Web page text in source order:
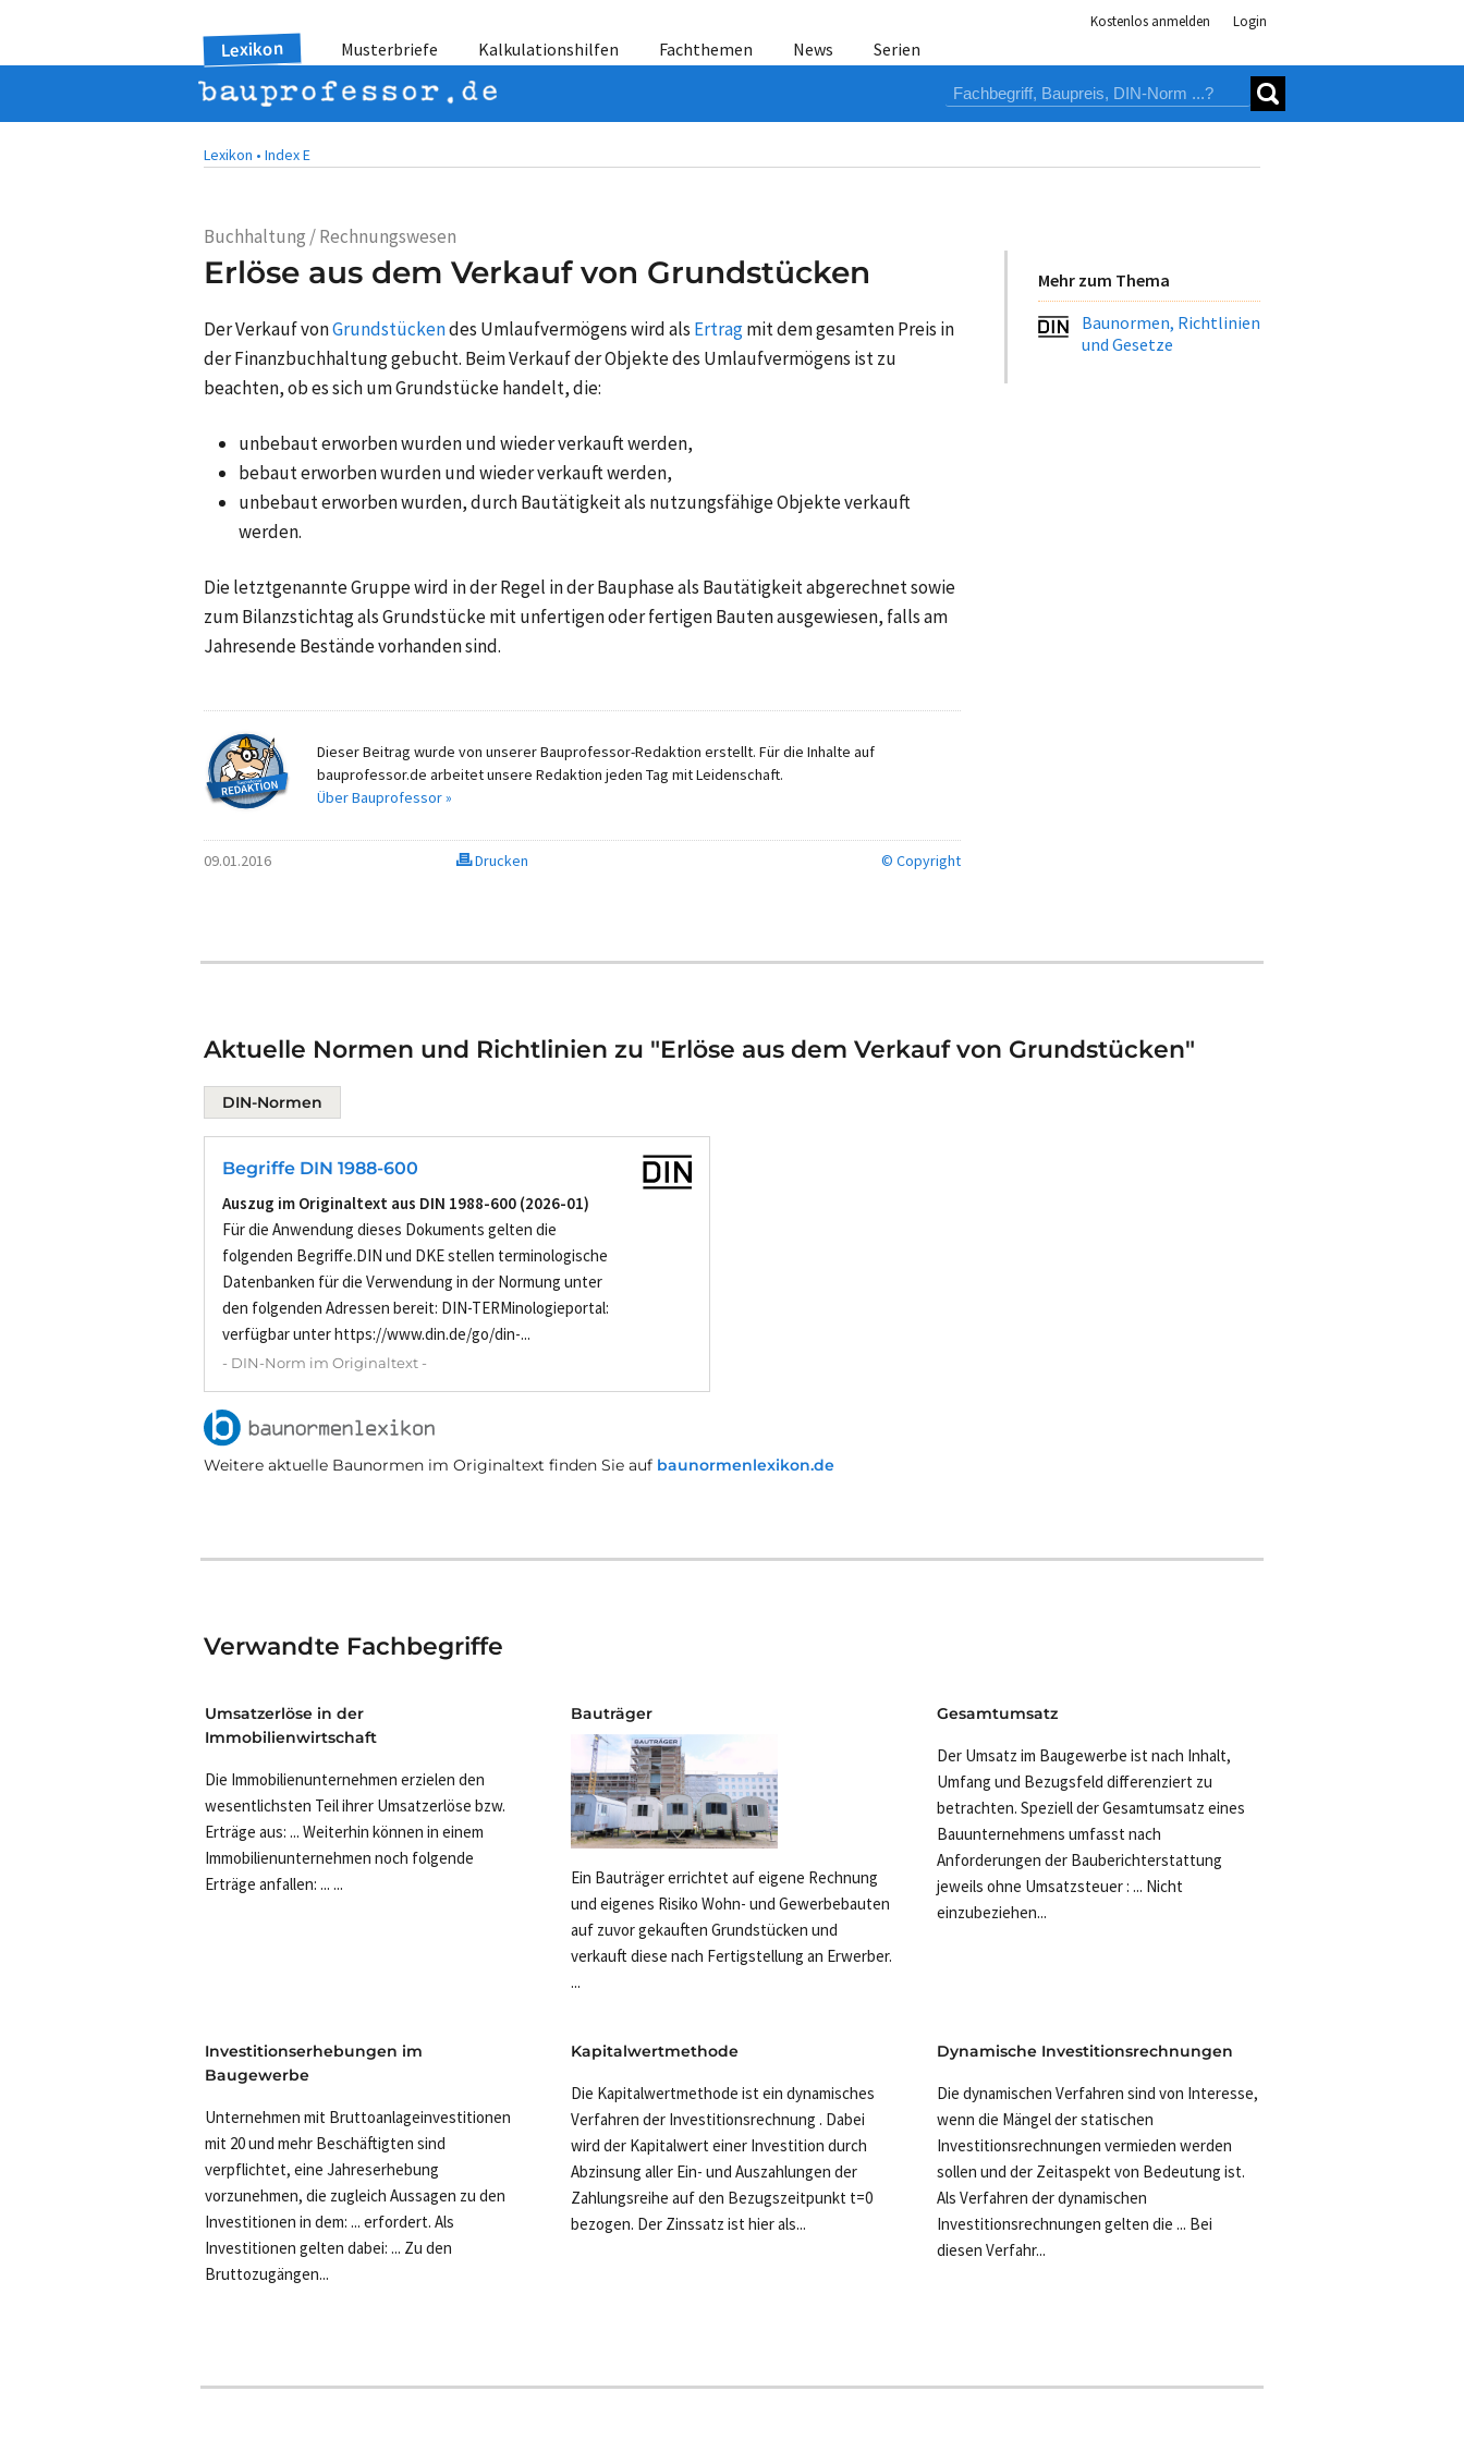
Kostenlos anmelden Login
Lexikon Musterbriefe Kalkulationshilfen Fachthemen News Serien
Lexikon • Index E
Buchhaltung / Rechnungswesen
Erlöse aus dem Verkauf von Grundstücken
Der Verkauf vonGrundstückendes Umlaufvermögens wird als Ertragmit dem gesamten Preis in
der Finanzbuchhaltung gebucht. Beim Verkauf der Objekte des Umlaufvermögens ist zu
beachten, ob es sich um Grundstücke handelt, die:
unbebaut erworben wurden und wieder verkauft werden,
bebaut erworben wurden und wieder verkauft werden,
unbebaut erworben wurden, durch Bautätigkeit als nutzungsfähige Objekte verkauft
werden.
Die letztgenannte Gruppe wird in der Regel in der Bauphase als Bautätigkeit abgerechnet sowie
zum Bilanzstichtag als Grundstücke mit unfertigen oder fertigen Bauten ausgewiesen, falls am
Jahresende Bestände vorhanden sind.
Dieser Beitrag wurde von unserer Bauprofessor-Redaktion erstellt. Für die Inhalte auf
bauprofessor.de arbeitet unsere Redaktion jeden Tag mit Leidenschaft.
Über Bauprofessor »
09.01.2016 Drucken © Copyright
Mehr zum Thema
Baunormen, Richtlinien
und Gesetze
Aktuelle Normen und Richtlinien zu "Erlöse aus dem Verkauf von Grundstücken"
DIN-Normen
Begriffe DIN 1988-600
Auszug im Originaltext aus DIN 1988-600 (2026-01)
Für die Anwendung dieses Dokuments gelten die
folgenden Begriffe.DIN und DKE stellen terminologische
Datenbanken für die Verwendung in der Normung unter
den folgenden Adressen bereit: DIN-TERMinologieportal:
verfügbar unter https://www.din.de/go/din-...
- DIN-Norm im Originaltext -
Weitere aktuelle Baunormen im Originaltext finden Sie auf baunormenlexikon.de
Verwandte Fachbegriffe
Umsatzerlöse in der
Immobilienwirtschaft
Die Immobilienunternehmen erzielen den
wesentlichsten Teil ihrer Umsatzerlöse bzw.
Erträge aus: ... Weiterhin können in einem
Immobilienunternehmen noch folgende
Erträge anfallen: ... ...
Bauträger
Ein Bauträger errichtet auf eigene Rechnung
und eigenes Risiko Wohn- und Gewerbebauten
auf zuvor gekauften Grundstücken und
verkauft diese nach Fertigstellung an Erwerber.
...
Gesamtumsatz
Der Umsatz im Baugewerbe ist nach Inhalt,
Umfang und Bezugsfeld differenziert zu
betrachten. Speziell der Gesamtumsatz eines
Bauunternehmens umfasst nach
Anforderungen der Bauberichterstattung
jeweils ohne Umsatzsteuer : ... Nicht
einzubeziehen...
Investitionserhebungen im
Baugewerbe
Unternehmen mit Bruttoanlageinvestitionen
mit 20 und mehr Beschäftigten sind
verpflichtet, eine Jahreserhebung
vorzunehmen, die zugleich Aussagen zu den
Investitionen in dem: ... erfordert. Als
Investitionen gelten dabei: ... Zu den
Bruttozugängen...
Kapitalwertmethode
Die Kapitalwertmethode ist ein dynamisches
Verfahren der Investitionsrechnung . Dabei
wird der Kapitalwert einer Investition durch
Abzinsung aller Ein- und Auszahlungen der
Zahlungsreihe auf den Bezugszeitpunkt t=0
bezogen. Der Zinssatz ist hier als...
Dynamische Investitionsrechnungen
Die dynamischen Verfahren sind von Interesse,
wenn die Mängel der statischen
Investitionsrechnungen vermieden werden
sollen und der Zeitaspekt von Bedeutung ist.
Als Verfahren der dynamischen
Investitionsrechnungen gelten die ... Bei
diesen Verfahr...